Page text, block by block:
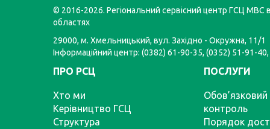
© 2016-2026. Регіональний сервісний центр ГСЦ МВС
областях
29000, м. Хмельницький, вул. Західно - Окружна, 11/1
Інформаційний центр: (0382) 61-90-35, (0352) 51-91-
ПРО РСЦ
Хто ми
Керівництво ГСЦ
Структура
ПОСЛУГИ
Обов’язковий
контроль
Порядок